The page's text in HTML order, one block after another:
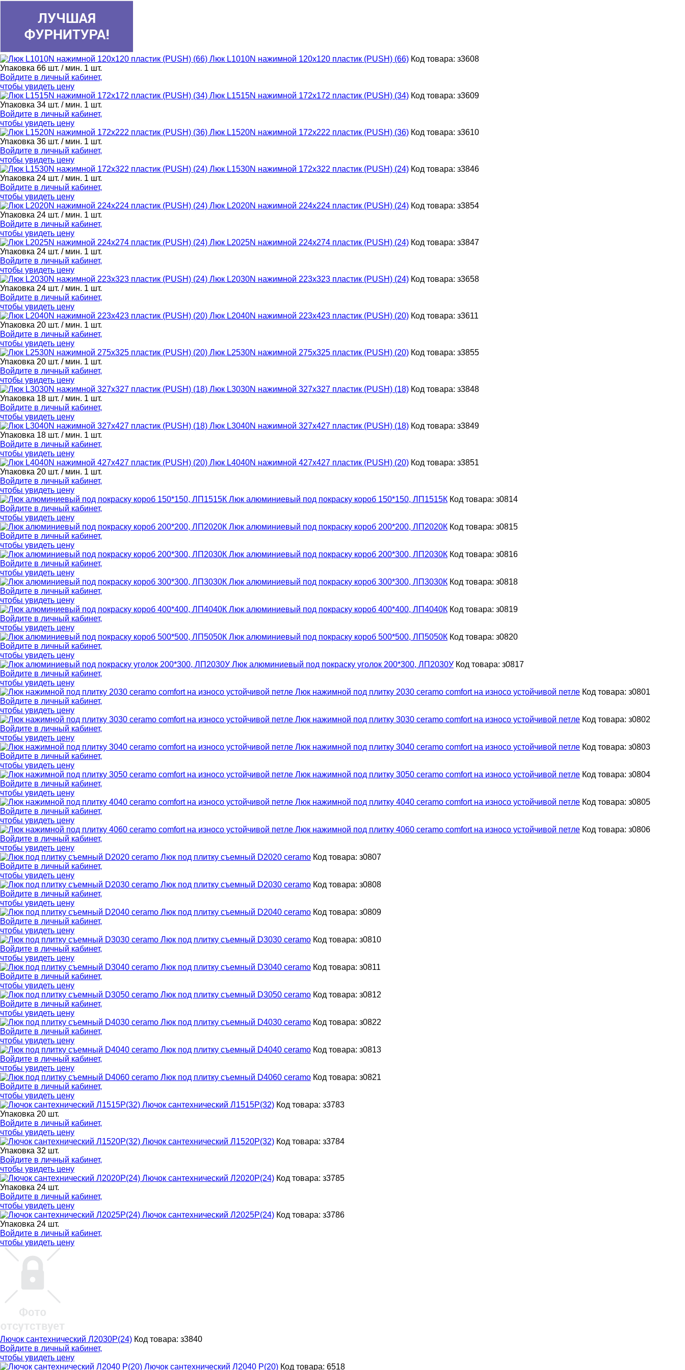
Люк L1010N нажимной 120х120 пластик (PUSH) (66) Код товара: з3608
Упаковка 66 шт. / мин. 1 шт.
Войдите в личный кабинет,
чтобы увидеть цену
Люк L1515N нажимной 172х172 пластик (PUSH) (34) Код товара: з3609
Упаковка 34 шт. / мин. 1 шт.
Войдите в личный кабинет,
чтобы увидеть цену
Люк L1520N нажимной 172х222 пластик (PUSH) (36) Код товара: з3610
Упаковка 36 шт. / мин. 1 шт.
Войдите в личный кабинет,
чтобы увидеть цену
Люк L1530N нажимной 172х322 пластик (PUSH) (24) Код товара: з3846
Упаковка 24 шт. / мин. 1 шт.
Войдите в личный кабинет,
чтобы увидеть цену
Люк L2020N нажимной 224х224 пластик (PUSH) (24) Код товара: з3854
Упаковка 24 шт. / мин. 1 шт.
Войдите в личный кабинет,
чтобы увидеть цену
Люк L2025N нажимной 224х274 пластик (PUSH) (24) Код товара: з3847
Упаковка 24 шт. / мин. 1 шт.
Войдите в личный кабинет,
чтобы увидеть цену
Люк L2030N нажимной 223х323 пластик (PUSH) (24) Код товара: з3658
Упаковка 24 шт. / мин. 1 шт.
Войдите в личный кабинет,
чтобы увидеть цену
Люк L2040N нажимной 223х423 пластик (PUSH) (20) Код товара: з3611
Упаковка 20 шт. / мин. 1 шт.
Войдите в личный кабинет,
чтобы увидеть цену
Люк L2530N нажимной 275х325 пластик (PUSH) (20) Код товара: з3855
Упаковка 20 шт. / мин. 1 шт.
Войдите в личный кабинет,
чтобы увидеть цену
Люк L3030N нажимной 327х327 пластик (PUSH) (18) Код товара: з3848
Упаковка 18 шт. / мин. 1 шт.
Войдите в личный кабинет,
чтобы увидеть цену
Люк L3040N нажимной 327х427 пластик (PUSH) (18) Код товара: з3849
Упаковка 18 шт. / мин. 1 шт.
Войдите в личный кабинет,
чтобы увидеть цену
Люк L4040N нажимной 427х427 пластик (PUSH) (20) Код товара: з3851
Упаковка 20 шт. / мин. 1 шт.
Войдите в личный кабинет,
чтобы увидеть цену
Люк алюминиевый под покраску короб 150*150, ЛП1515К Код товара: з0814
Войдите в личный кабинет,
чтобы увидеть цену
Люк алюминиевый под покраску короб 200*200, ЛП2020К Код товара: з0815
Войдите в личный кабинет,
чтобы увидеть цену
Люк алюминиевый под покраску короб 200*300, ЛП2030К Код товара: з0816
Войдите в личный кабинет,
чтобы увидеть цену
Люк алюминиевый под покраску короб 300*300, ЛП3030К Код товара: з0818
Войдите в личный кабинет,
чтобы увидеть цену
Люк алюминиевый под покраску короб 400*400, ЛП4040К Код товара: з0819
Войдите в личный кабинет,
чтобы увидеть цену
Люк алюминиевый под покраску короб 500*500, ЛП5050К Код товара: з0820
Войдите в личный кабинет,
чтобы увидеть цену
Люк алюминиевый под покраску уголок 200*300, ЛП2030У Код товара: з0817
Войдите в личный кабинет,
чтобы увидеть цену
Люк нажимной под плитку 2030 ceramo comfort на износо устойчивой петле Код товара: з0801
Войдите в личный кабинет,
чтобы увидеть цену
Люк нажимной под плитку 3030 ceramo comfort на износо устойчивой петле Код товара: з0802
Войдите в личный кабинет,
чтобы увидеть цену
Люк нажимной под плитку 3040 ceramo comfort на износо устойчивой петле Код товара: з0803
Войдите в личный кабинет,
чтобы увидеть цену
Люк нажимной под плитку 3050 ceramo comfort на износо устойчивой петле Код товара: з0804
Войдите в личный кабинет,
чтобы увидеть цену
Люк нажимной под плитку 4040 ceramo comfort на износо устойчивой петле Код товара: з0805
Войдите в личный кабинет,
чтобы увидеть цену
Люк нажимной под плитку 4060 ceramo comfort на износо устойчивой петле Код товара: з0806
Войдите в личный кабинет,
чтобы увидеть цену
Люк под плитку съемный D2020 ceramo Код товара: з0807
Войдите в личный кабинет,
чтобы увидеть цену
Люк под плитку съемный D2030 ceramo Код товара: з0808
Войдите в личный кабинет,
чтобы увидеть цену
Люк под плитку съемный D2040 ceramo Код товара: з0809
Войдите в личный кабинет,
чтобы увидеть цену
Люк под плитку съемный D3030 ceramo Код товара: з0810
Войдите в личный кабинет,
чтобы увидеть цену
Люк под плитку съемный D3040 ceramo Код товара: з0811
Войдите в личный кабинет,
чтобы увидеть цену
Люк под плитку съемный D3050 ceramo Код товара: з0812
Войдите в личный кабинет,
чтобы увидеть цену
Люк под плитку съемный D4030 ceramo Код товара: з0822
Войдите в личный кабинет,
чтобы увидеть цену
Люк под плитку съемный D4040 ceramo Код товара: з0813
Войдите в личный кабинет,
чтобы увидеть цену
Люк под плитку съемный D4060 ceramo Код товара: з0821
Войдите в личный кабинет,
чтобы увидеть цену
Лючок сантехнический Л1515Р(32) Код товара: з3783
Упаковка 20 шт.
Войдите в личный кабинет,
чтобы увидеть цену
Лючок сантехнический Л1520Р(32) Код товара: з3784
Упаковка 32 шт.
Войдите в личный кабинет,
чтобы увидеть цену
Лючок сантехнический Л2020Р(24) Код товара: з3785
Упаковка 24 шт.
Войдите в личный кабинет,
чтобы увидеть цену
Лючок сантехнический Л2025Р(24) Код товара: з3786
Упаковка 24 шт.
Войдите в личный кабинет,
чтобы увидеть цену
Лючок сантехнический Л2030Р(24) Код товара: з3840
Войдите в личный кабинет,
чтобы увидеть цену
Лючок сантехнический Л2040 Р(20) Код товара: 6518